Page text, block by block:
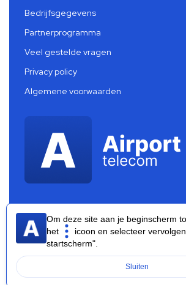
Bedrijfsgegevens
Partnerprogramma
Veel gestelde vragen
Privacy policy
Algemene voorwaarden
Airport Telecom 2026 ®
Om deze site aan je beginscherm
het
icoon en selecteer
startscherm".
Sluiten